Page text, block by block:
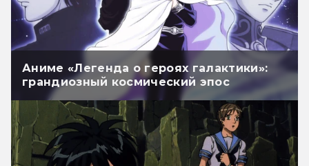
Аниме «Легенда о героях галактики»:
грандиозный космический эпос